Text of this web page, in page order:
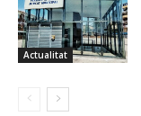
Actualitat